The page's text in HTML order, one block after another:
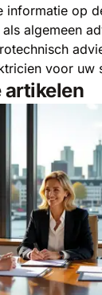
informatie op
algemeen
voor uw
artikelen